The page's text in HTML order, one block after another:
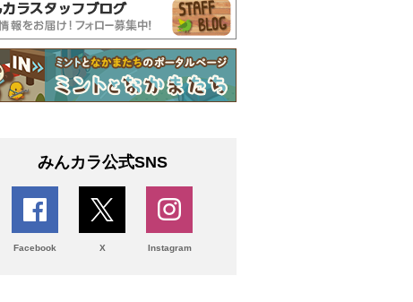
みんカラ公式SNS
Facebook X Instagram